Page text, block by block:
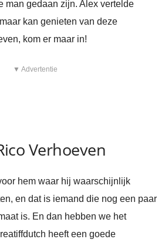
man gedaan zijn. Alex vertelde
kan genieten van deze
kom er maar in!
▼ Advertentie
Verhoeven
hem waar hij waarschijnlijk
en dat is iemand die nog een paar
is. En dan hebben we het
heeft een goede